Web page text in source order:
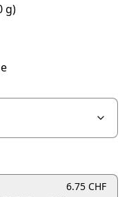
g)
6.75 CHF